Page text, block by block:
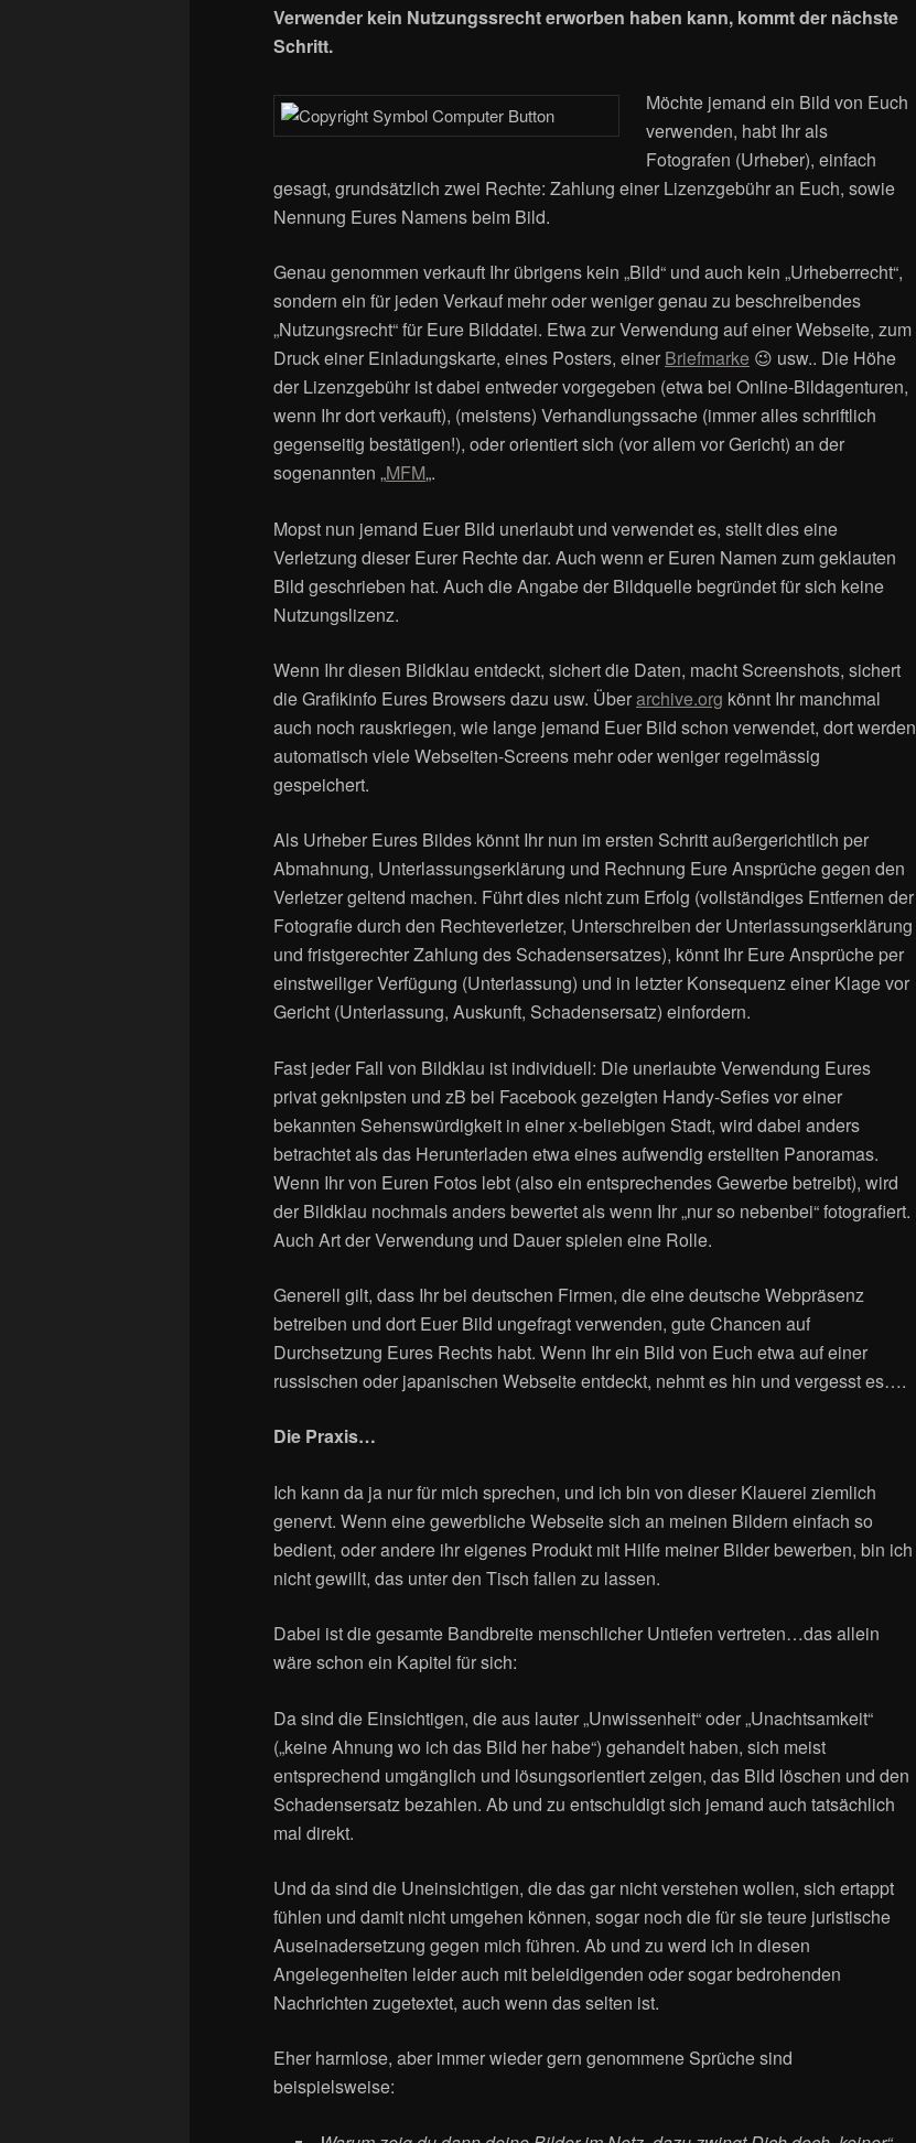
Verwender kein Nutzungssrecht erworben haben kann, kommt der nächste
Schritt.
Möchte jemand ein Bild von Euch
verwenden, habt Ihr als
Fotografen (Urheber), einfach
gesagt, grundsätzlich zwei Rechte: Zahlung einer Lizenzgebühr an Euch, sowie
Nennung Eures Namens beim Bild.
Genau genommen verkauft Ihr übrigens kein „Bild“ und auch kein „Urheberrecht“,
sondern ein für jeden Verkauf mehr oder weniger genau zu beschreibendes
„Nutzungsrecht“ für Eure Bilddatei. Etwa zur Verwendung auf einer Webseite, zum
Druck einer Einladungskarte, eines Posters, einer Briefmarke 😉 usw.. Die Höhe
der Lizenzgebühr ist dabei entweder vorgegeben (etwa bei Online-Bildagenturen,
wenn Ihr dort verkauft), (meistens) Verhandlungssache (immer alles schriftlich
gegenseitig bestätigen!), oder orientiert sich (vor allem vor Gericht) an der
sogenannten „MFM„.
Mopst nun jemand Euer Bild unerlaubt und verwendet es, stellt dies eine
Verletzung dieser Eurer Rechte dar. Auch wenn er Euren Namen zum geklauten
Bild geschrieben hat. Auch die Angabe der Bildquelle begründet für sich keine
Nutzungslizenz.
Wenn Ihr diesen Bildklau entdeckt, sichert die Daten, macht Screenshots, sichert
die Grafikinfo Eures Browsers dazu usw. Überarchive.org könnt Ihr manchmal
auch noch rauskriegen, wie lange jemand Euer Bild schon verwendet, dort werden
automatisch viele Webseiten-Screens mehr oder weniger regelmässig
gespeichert.
Als Urheber Eures Bildes könnt Ihr nun im ersten Schritt außergerichtlich per
Abmahnung, Unterlassungserklärung und Rechnung Eure Ansprüche gegen den
Verletzer geltend machen. Führt dies nicht zum Erfolg (vollständiges Entfernen der
Fotografie durch den Rechteverletzer, Unterschreiben der Unterlassungserklärung
und fristgerechter Zahlung des Schadensersatzes), könnt Ihr Eure Ansprüche per
einstweiliger Verfügung (Unterlassung) und in letzter Konsequenz einer Klage vor
Gericht (Unterlassung, Auskunft, Schadensersatz) einfordern.
Fast jeder Fall von Bildklau ist individuell: Die unerlaubte Verwendung Eures
privat geknipsten und zB bei Facebook gezeigten Handy-Sefies vor einer
bekannten Sehenswürdigkeit in einer x-beliebigen Stadt, wird dabei anders
betrachtet als das Herunterladen etwa eines aufwendig erstellten Panoramas.
Wenn Ihr von Euren Fotos lebt (also ein entsprechendes Gewerbe betreibt), wird
der Bildklau nochmals anders bewertet als wenn Ihr „nur so nebenbei“ fotografiert.
Auch Art der Verwendung und Dauer spielen eine Rolle.
Generell gilt, dass Ihr bei deutschen Firmen, die eine deutsche Webpräsenz
betreiben und dort Euer Bild ungefragt verwenden, gute Chancen auf
Durchsetzung Eures Rechts habt. Wenn Ihr ein Bild von Euch etwa auf einer
russischen oder japanischen Webseite entdeckt, nehmt es hin und vergesst es….
Die Praxis…
Ich kann da ja nur für mich sprechen, und ich bin von dieser Klauerei ziemlich
genervt. Wenn eine gewerbliche Webseite sich an meinen Bildern einfach so
bedient, oder andere ihr eigenes Produkt mit Hilfe meiner Bilder bewerben, bin ich
nicht gewillt, das unter den Tisch fallen zu lassen.
Dabei ist die gesamte Bandbreite menschlicher Untiefen vertreten…das allein
wäre schon ein Kapitel für sich:
Da sind die Einsichtigen, die aus lauter „Unwissenheit“ oder „Unachtsamkeit“
(„keine Ahnung wo ich das Bild her habe“) gehandelt haben, sich meist
entsprechend umgänglich und lösungsorientiert zeigen, das Bild löschen und den
Schadensersatz bezahlen. Ab und zu entschuldigt sich jemand auch tatsächlich
mal direkt.
Und da sind die Uneinsichtigen, die das gar nicht verstehen wollen, sich ertappt
fühlen und damit nicht umgehen können, sogar noch die für sie teure juristische
Auseinadersetzung gegen mich führen. Ab und zu werd ich in diesen
Angelegenheiten leider auch mit beleidigenden oder sogar bedrohenden
Nachrichten zugetextet, auch wenn das selten ist.
Eher harmlose, aber immer wieder gern genommene Sprüche sind
beispielsweise: